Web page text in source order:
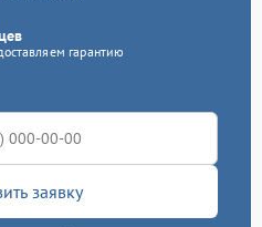
гарантию
заявку